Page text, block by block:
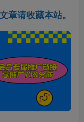
章请收藏本站。